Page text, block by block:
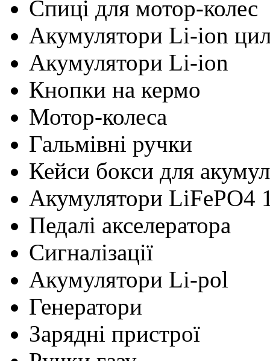
Cпиці для мотор-колес
Акумулятори Li-ion
Акумулятори Li-ion
Кнопки на кермо
Мотор-колеса
Гальмівні ручки
Кейси бокси для
Акумулятори LiFePO4
Педалі акселератора
Сигналізації
Акумулятори Li-pol
Генератори
Зарядні пристрої